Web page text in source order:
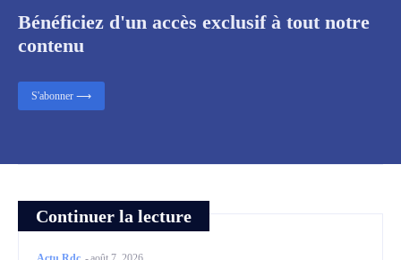
Continuer la lecture
Bénéficiez d'un accès exclusif à tout notre
contenu
S'abonner ⟶